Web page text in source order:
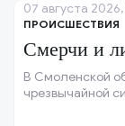
ПРОИСШЕСТВИЯ
Смерчи и
В Смоленской
чрезвычайной
07 августа 2026,